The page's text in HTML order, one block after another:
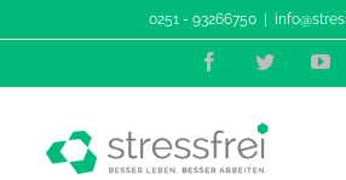
Inhalt
0251 - 93266750
FacebookTwitter